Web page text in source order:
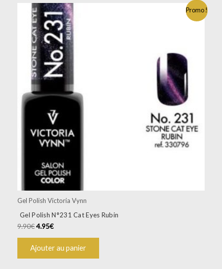
Promo !
Gel Polish Victoria Vynn
Gel Polish N°231 Cat Eyes Rubin
9.90€4.95€
Ajouter au panier